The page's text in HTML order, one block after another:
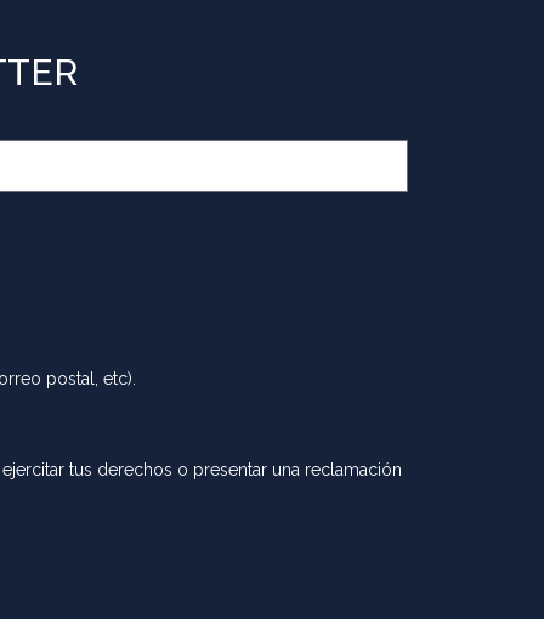
postal, etc).
tus derechos o presentar una reclamación